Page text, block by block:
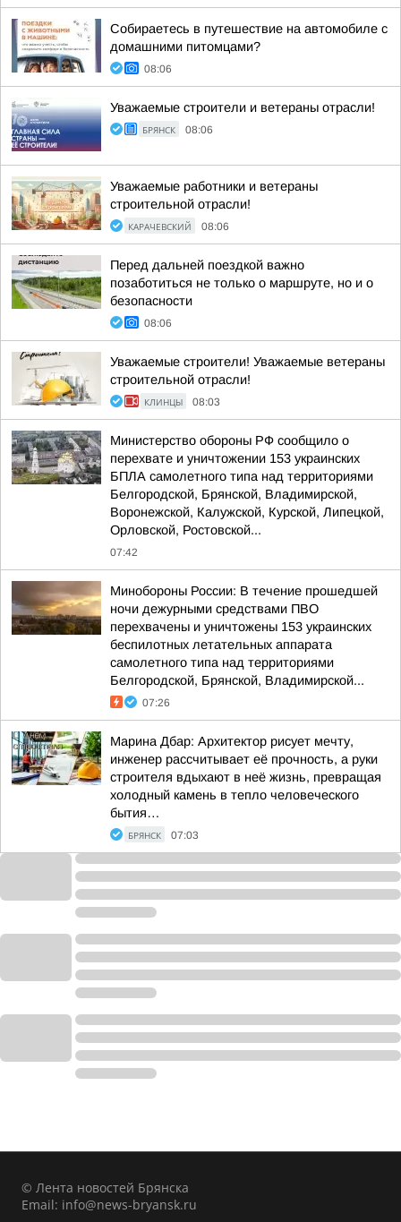
Собираетесь в путешествие на автомобиле с
домашними питомцами?
08:06
Уважаемые строители и ветераны отрасли!
БРЯНСК 08:06
Уважаемые работники и ветераны
строительной отрасли!
КАРАЧЕВСКИЙ 08:06
Перед дальней поездкой важно
позаботиться не только о маршруте, но и о
безопасности
08:06
Уважаемые строители! Уважаемые ветераны
строительной отрасли!
КЛИНЦЫ 08:03
Министерство обороны РФ сообщило о
перехвате и уничтожении 153 украинских
БПЛА самолетного типа над территориями
Белгородской, Брянской, Владимирской,
Воронежской, Калужской, Курской, Липецкой,
Орловской, Ростовской...
07:42
Минобороны России: В течение прошедшей
ночи дежурными средствами ПВО
перехвачены и уничтожены 153 украинских
беспилотных летательных аппарата
самолетного типа над территориями
Белгородской, Брянской, Владимирской...
07:26
Марина Дбар: Архитектор рисует мечту,
инженер рассчитывает её прочность, а руки
строителя вдыхают в неё жизнь, превращая
холодный камень в тепло человеческого
бытия…
БРЯНСК 07:03
© Лента новостей Брянска
Email: info@news-bryansk.ru